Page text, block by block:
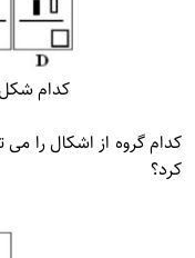
کدام
کدام گروه از اشکال را
کرد؟